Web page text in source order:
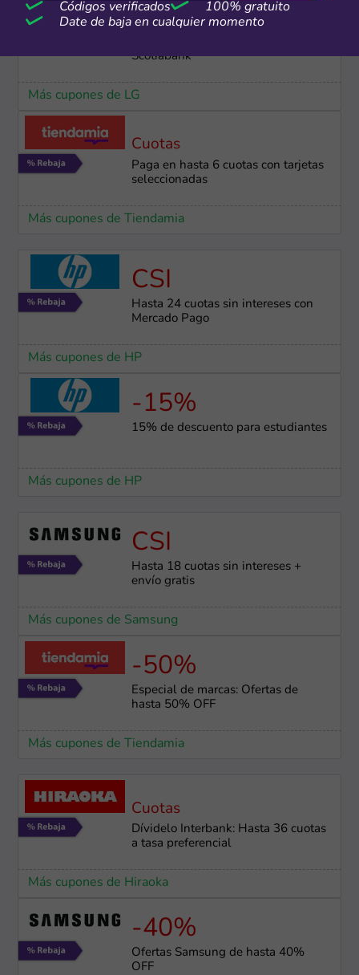
24 cuotas
Scotiabank
Más cupones de LG
Cuotas
Paga en hasta 6 cuotas con tarjetas
seleccionadas
Más cupones de Tiendamia
CSI
Hasta 24 cuotas sin intereses con
Mercado Pago
Más cupones de HP
-15%
15% de descuento para estudiantes
Más cupones de HP
CSI
Hasta 18 cuotas sin intereses +
envío gratis
Más cupones de Samsung
-50%
Especial de marcas: Ofertas de
hasta 50% OFF
Más cupones de Tiendamia
Cuotas
Dívidelo Interbank: Hasta 36 cuotas
a tasa preferencial
Más cupones de Hiraoka
-40%
Ofertas Samsung de hasta 40%
OFF
Códigos verificados
100% gratuito
Date de baja en cualquier momento